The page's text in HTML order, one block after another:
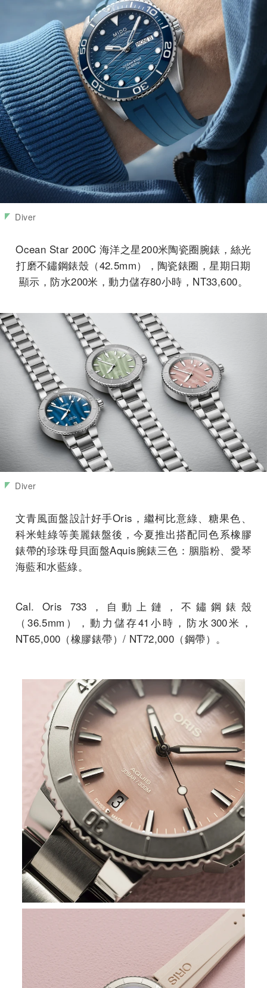
Diver
Ocean Star 200C 海洋之星200米陶瓷圈腕錶，絲光
打磨不鏽鋼錶殼（42.5mm），陶瓷錶圈，星期日期
顯示，防水200米，動力儲存80小時，NT33,600。
Diver
文青風面盤設計好手Oris，繼柯比意綠、糖果色、
科米蛙綠等美麗錶盤後，今夏推出搭配同色系橡膠
錶帶的珍珠母貝面盤Aquis腕錶三色：胭脂粉、愛琴
海藍和水藍綠。
Cal. Oris 733，自動上鏈，不鏽鋼錶殼
（36.5mm），動力儲存41小時，防水300米，
NT65,000（橡膠錶帶）/ NT72,000（鋼帶）。